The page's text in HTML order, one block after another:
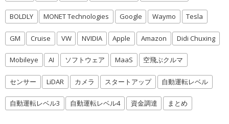
BOLDLY MONET Technologies Google Waymo Tesla
GM Cruise VW NVIDIA Apple Amazon Didi Chuxing
Mobileye AI ソフトウェア MaaS 空飛ぶクルマ
センサー LiDAR カメラ スタートアップ 自動運転レベル
自動運転レベル3 自動運転レベル4 資金調達 まとめ